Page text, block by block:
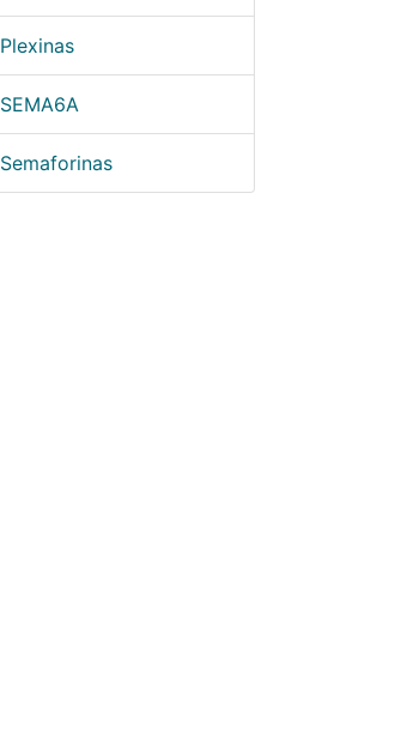
Plexinas
SEMA6A
Semaforinas